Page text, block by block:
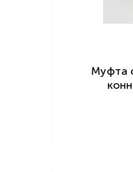
Муфта